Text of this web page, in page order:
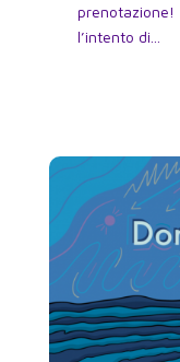
l’intento di...